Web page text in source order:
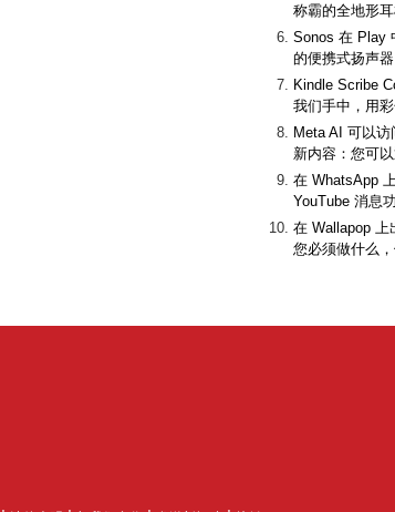
称霸的全地形
Sonos 在 Play
的便携式扬声器
Kindle Scribe
我们手中，用
Meta AI 可以
新内容：您可
在 WhatsApp
YouTube 消息
在 Wallapop 上
您必须做什么